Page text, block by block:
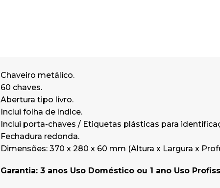
Chaveiro metálico.
60 chaves.
Abertura tipo livro.
Inclui folha de índice.
Inclui porta-chaves / Etiquetas plásticas para
Fechadura redonda.
Dimensões: 370 x 280 x 60 mm (Altura x Largura x
Garantia: 3 anos Uso Doméstico ou 1 ano Uso